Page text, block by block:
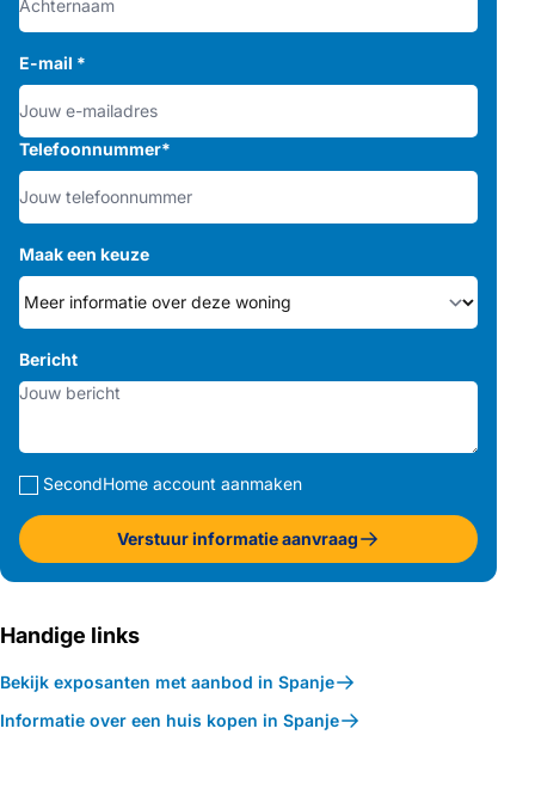
E-mail *
Telefoonnummer*
Maak een keuze
Bericht
SecondHome account aanmaken
Verstuur informatie aanvraag
Handige links
Bekijk exposanten met aanbod in Spanje
Informatie over een huis kopen in Spanje